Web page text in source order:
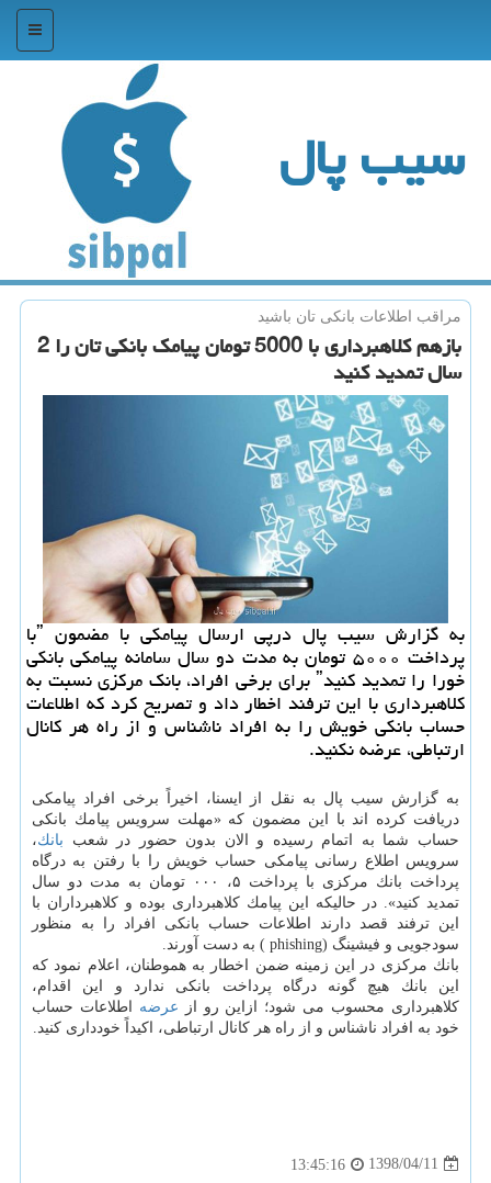
منو
سیب پال
مراقب اطلاعات بانكی تان باشید
بازهم كلاهبرداری با 5000 تومان پیامك بانكی تان را 2
سال تمدید كنید
به گزارش سیب پال درپی ارسال پیامكی با مضمون ˮبا
پرداخت ۵۰۰۰ تومان به مدت دو سال سامانه پیامكی بانكی
خورا را تمدید كنیدˮ برای برخی افراد، بانك مركزی نسبت به
كلاهبرداری با این ترفند اخطار داد و تصریح كرد كه اطلاعات
حساب بانكی خویش را به افراد ناشناس و از راه هر كانال
ارتباطی، عرضه نكنید.
به گزارش سیب پال به نقل از ایسنا، اخیراً برخی افراد پیامكی
دریافت كرده اند با این مضمون كه «مهلت سرویس پیامك بانكی
حساب شما به اتمام رسیده و الان بدون حضور در شعب بانك،
سرویس اطلاع رسانی پیامكی حساب خویش را با رفتن به درگاه
پرداخت بانك مركزی با پرداخت ۵، ۰۰۰ تومان به مدت دو سال
تمدید كنید». در حالیكه این پیامك كلاهبرداری بوده و كلاهبرداران با
این ترفند قصد دارند اطلاعات حساب بانكی افراد را به منظور
سودجویی و فیشینگ (phishing ) به دست آورند.
بانك مركزی در این زمینه ضمن اخطار به هموطنان، اعلام نمود كه
این بانك هیچ گونه درگاه پرداخت بانكی ندارد و این اقدام،
كلاهبرداری محسوب می شود؛ ازاین رو از عرضه اطلاعات حساب
خود به افراد ناشناس و از راه هر كانال ارتباطی، اكیداً خودداری كنید.
1398/04/11
13:45:16